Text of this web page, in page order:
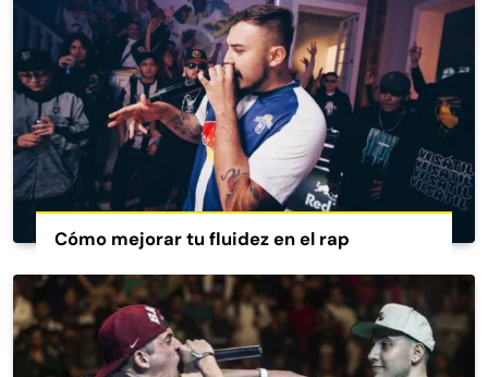
Cómo mejorar tu fluidez en el rap